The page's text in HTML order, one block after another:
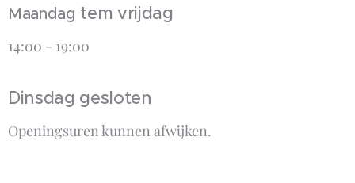
Maandag tem vrijdag
14:00 - 19:00
Dinsdag gesloten
Openingsuren kunnen afwijken.